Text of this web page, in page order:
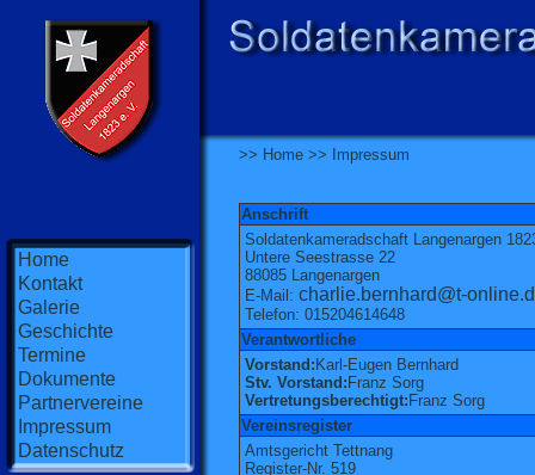
Home
Kontakt
Galerie
Geschichte
Termine
Dokumente
Partnervereine
Impressum
Datenschutz
>> Home >> Impressum
Anschrift
Soldatenkameradschaft Langenargen
Untere Seestrasse 22
88085 Langenargen
E-Mail: charlie.bernhard@t-
Telefon: 015204614648
Verantwortliche
Vorstand: Karl-Eugen Bernhard
Stv. Vorstand: Franz Sorg
Vertretungsberechtigt: Franz Sorg
Vereinsregister
Amtsgericht Tettnang
Register-Nr. 519